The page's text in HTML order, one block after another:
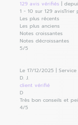
129 avis vérifiés |
1 - 10 sur 129 avisTrier
Les plus récents
Les plus anciens
Notes croissantes
Notes décroissantes
5/5
Le 17/12/2025 |
D. J.
client vérifié
D
Très bon conseils et
4/5